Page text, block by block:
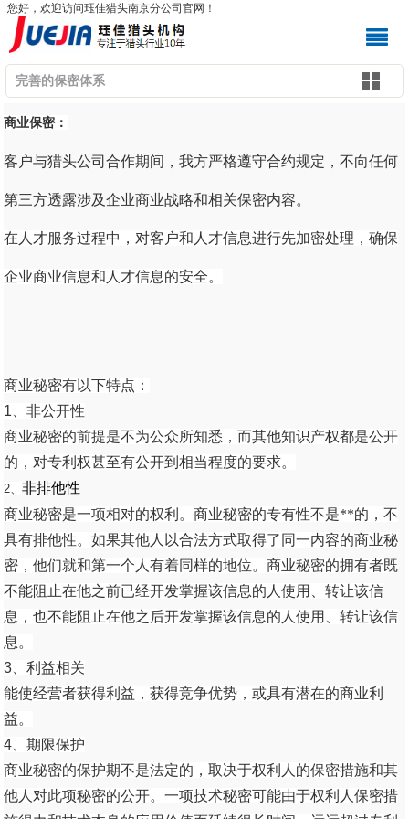
您好，欢迎访问珏佳猎头南京分公司官网！
完善的保密体系
商业保密：
客户与猎头公司合作期间，我方严格遵守合约规定，不向任何
第三方透露涉及企业商业战略和相关保密内容。
在人才服务过程中，对客户和人才信息进行先加密处理，确保
企业商业信息和人才信息的安全。
商业秘密有以下特点：
1、非公开性
商业秘密的前提是不为公众所知悉，而其他知识产权都是公开
的，对专利权甚至有公开到相当程度的要求。
2、非排他性
商业秘密是一项相对的权利。商业秘密的专有性不是**的，不
具有排他性。如果其他人以合法方式取得了同一内容的商业秘
密，他们就和第一个人有着同样的地位。商业秘密的拥有者既
不能阻止在他之前已经开发掌握该信息的人使用、转让该信
息，也不能阻止在他之后开发掌握该信息的人使用、转让该信
息。
3、利益相关
能使经营者获得利益，获得竞争优势，或具有潜在的商业利
益。
4、期限保护
商业秘密的保护期不是法定的，取决于权利人的保密措施和其
他人对此项秘密的公开。一项技术秘密可能由于权利人保密措